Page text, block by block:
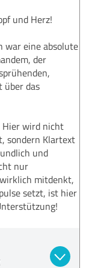
und Herz!
war eine absolute
der
über das
Hier wird nicht
sondern Klartext
und
nur
mitdenkt,
setzt, ist hier